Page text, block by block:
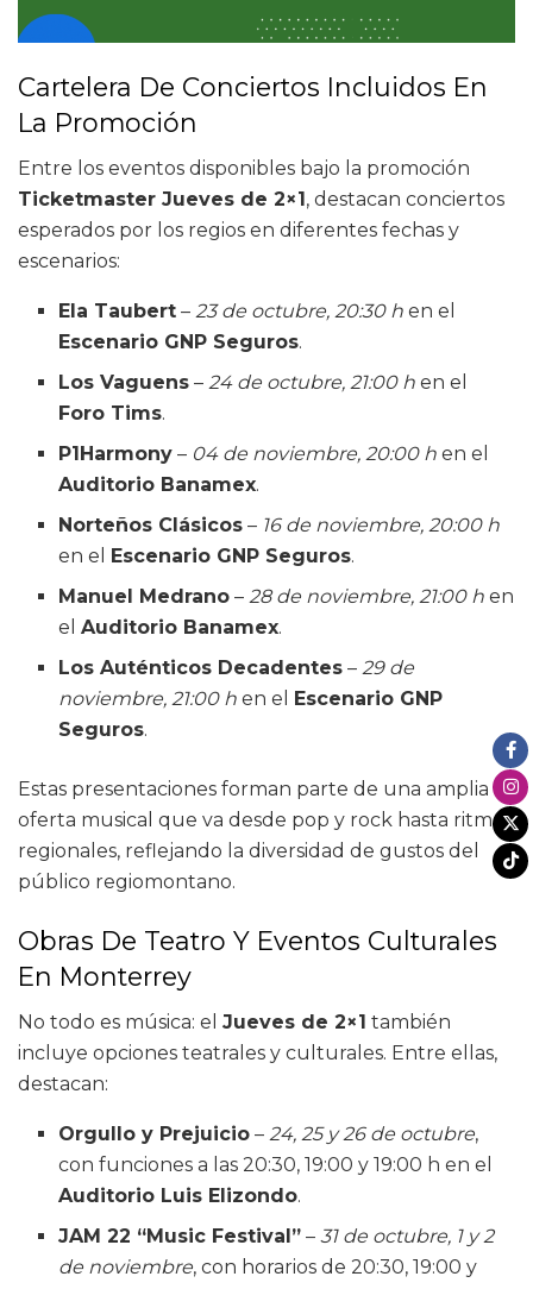
Cartelera De Conciertos Incluidos En
La Promoción
Entre los eventos disponibles bajo la promoción
Ticketmaster Jueves de 2×1, destacan conciertos
esperados por los regios en diferentes fechas y
escenarios:
Ela Taubert – 23 de octubre, 20:30 h en el
Escenario GNP Seguros.
Los Vaguens – 24 de octubre, 21:00 h en el
Foro Tims.
P1Harmony – 04 de noviembre, 20:00 h en el
Auditorio Banamex.
Norteños Clásicos – 16 de noviembre, 20:00 h
en el Escenario GNP Seguros.
Manuel Medrano – 28 de noviembre, 21:00 h en
elAuditorio Banamex.
Los Auténticos Decadentes – 29 de
noviembre, 21:00 h en el Escenario GNP
Seguros.
Estas presentaciones forman parte de una amplia
oferta musical que va desde pop y rock hasta ritmos
regionales, reflejando la diversidad de gustos del
público regiomontano.
Obras De Teatro Y Eventos Culturales
En Monterrey
No todo es música: el Jueves de 2×1 también
incluye opciones teatrales y culturales. Entre ellas,
destacan:
Orgullo y Prejuicio –24, 25 y 26 de octubre,
con funciones a las 20:30, 19:00 y 19:00 h en el
Auditorio Luis Elizondo.
JAM 22 “Music Festival” –31 de octubre, 1 y 2
de noviembre, con horarios de 20:30, 19:00 y